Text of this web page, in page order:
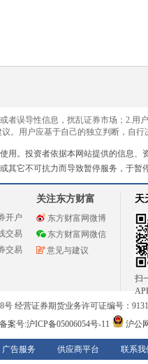
者误导性信息，扰乱证券市场；2.用
。用户应基于自己的独立判断，自行
用。投资者依据本网站提供的信息
其它不可抗力而导致暂停服务，于暂
开户
交易
交易
关注东方财富
东方财富网微博
东方财富网微信
意见与建议
天
扫
经营证券期货业务许可证编号：
案号:沪ICP备05006054号-11
沪公
广告服务 供应商平台 联系我